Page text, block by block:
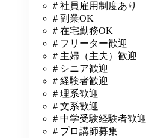
# 社員雇用制度あり
# 副業OK
# 在宅勤務OK
# フリーター歓迎
# 主婦（主夫）歓迎
# シニア歓迎
# 経験者歓迎
# 理系歓迎
# 文系歓迎
# 中学受験経験者歓迎
# プロ講師募集